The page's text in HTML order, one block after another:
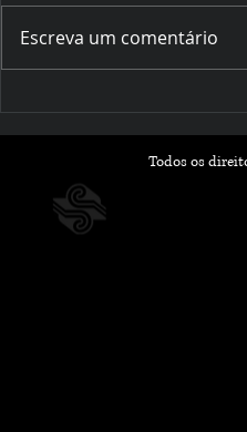
Leves e Apaixonantes
para a Nova Estação
Escreva um comentário
Todos os